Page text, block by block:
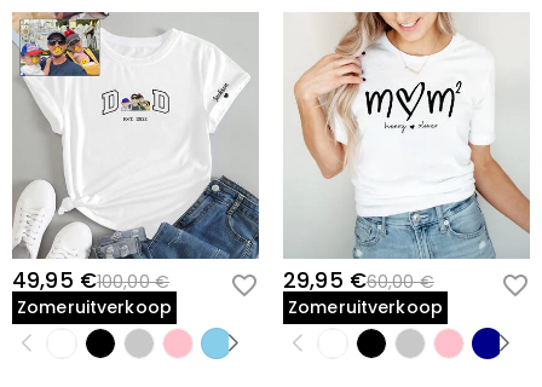
49,95 €100,00 €
Zomeruitverkoop
29,95 €60,00 €
Zomeruitverkoop